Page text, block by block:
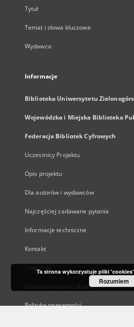
Tytuł
Temat i słowa kluczowe
Wydawca
Informacje
Biblioteka Uniwersytetu
Wojewódzka i Miejska Biblioteka
Federacja Bibliotek Cyfrowych
Uczestnicy Projektu
Opis projektu
Dla autorów i wydawców
Najczęściej zadawane pytania
Informacje techniczne
Kontakt
Statystyki
Oprogramowanie dLibra
Polityka prywatności
Ta strona wykorzystuje pliki
Rozumiem